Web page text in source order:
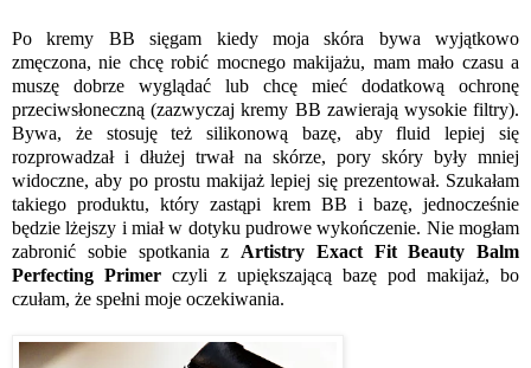
Po kremy BB sięgam kiedy moja skóra bywa wyjątkowo
zmęczona, nie chcę robić mocnego makijażu, mam mało czasu a
muszę dobrze wyglądać lub chcę mieć dodatkową ochronę
przeciwsłoneczną (zazwyczaj kremy BB zawierają wysokie filtry).
Bywa, że stosuję też silikonową bazę, aby fluid lepiej się
rozprowadzał i dłużej trwał na skórze, pory skóry były mniej
widoczne, aby po prostu makijaż lepiej się prezentował. Szukałam
takiego produktu, który zastąpi krem BB i bazę, jednocześnie
będzie lżejszy i miał w dotyku pudrowe wykończenie. Nie mogłam
zabronić sobie spotkania z Artistry Exact Fit Beauty Balm
Perfecting Primer czyli z upiększającą bazę pod makijaż, bo
czułam, że spełni moje oczekiwania.